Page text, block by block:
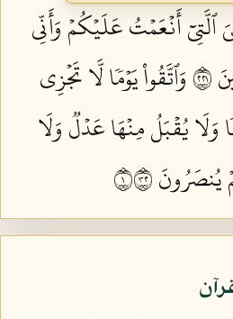
ٱلَّتِيٓ أَنۡعَمۡتُ عَلَيۡكُمۡ وَأَنِّي
وَٱتَّقُواْ يَوۡمٗا لَّا تَجۡزِي
يُقۡبَلُ مِنۡهَا عَدۡلٞ وَلَا
١٢٣